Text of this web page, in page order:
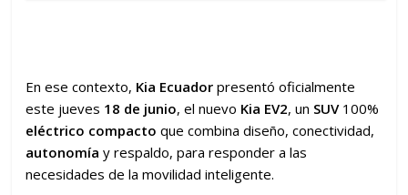
En ese contexto, Kia Ecuador presentó oficialmente
este jueves 18 de junio, el nuevo Kia EV2, un SUV100%
eléctrico compacto que combina diseño, conectividad,
autonomía y respaldo, para responder a las
necesidades de la movilidad inteligente.